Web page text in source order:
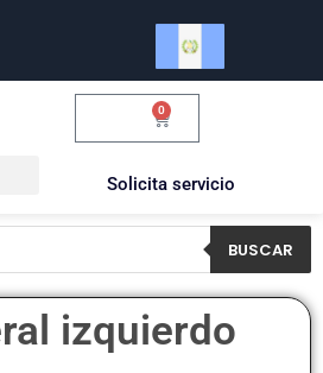
0
Solicita servicio
BUSCAR
izquierdo